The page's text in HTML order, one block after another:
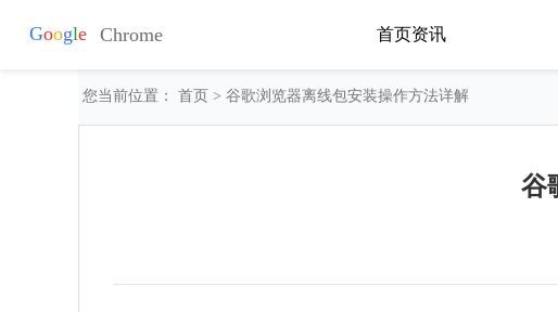
首页资讯
您当前位置： 首页 > 谷歌浏览器离线包安装操作方法详解
谷